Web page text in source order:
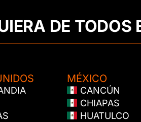
DE TODOS
MÉXICO
CANCÚN
CHIAPAS
HUATULCO